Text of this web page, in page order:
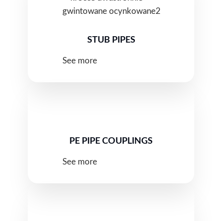
STUB PIPES
See more
PE PIPE COUPLINGS
See more